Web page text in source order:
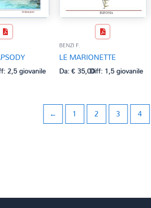
2,5 giovanile
BENZI F.
LE MARIONETTE
Da:€35,00Diff: 1,5 giovanile
← 1 2 3 4